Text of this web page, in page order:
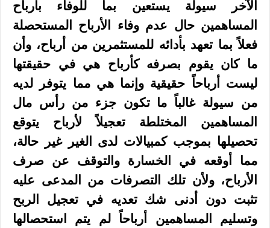
الآخر سيولة يستعين بما للوفاء بأرباح
المساهمين حال عدم وفاء الأرباح المستحصلة
فعلاً بما تعهد بأدائه للمستثمرين من أرباح، وأن
ما كان يقوم بصرفه كأرباح هي في حقيقتها
ليست أرباحاً حقيقية وإنما هي مما يتوفر لديه
من سيولة غالباً ما تكون جزء من رأس مال
المساهمين المختلطة تعجيلاً لأرباح يتوقع
تحصيلها بموجب كمبيالات لدى الغير غير حالة،
مما أوقعه في الخسارة والتوقف عن صرف
الأرباح، ولأن تلك التصرفات من المدعى عليه
تثبت دون أدنى شك تعديه في تعجيل الربح
وتسليم المساهمين أرباحاً لم يتم استحصالها